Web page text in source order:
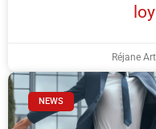
Réjane
NEWS